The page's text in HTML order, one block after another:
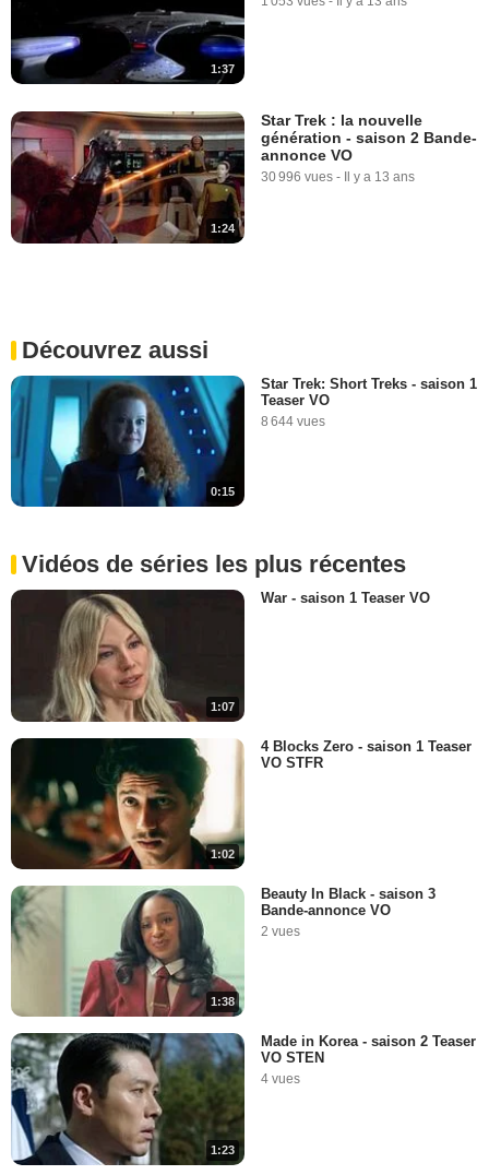
1:37
1:24
Star Trek : la nouvelle
génération - saison 2 Bande-
annonce VO
30 996 vues - Il y a 13 ans
Découvrez aussi
0:15
Star Trek: Short Treks - saison 1
Teaser VO
8 644 vues
Vidéos de séries les plus récentes
1:07
War - saison 1 Teaser VO
1:02
4 Blocks Zero - saison 1 Teaser
VO STFR
1:38
Beauty In Black - saison 3
Bande-annonce VO
2 vues
1:23
Made in Korea - saison 2 Teaser
VO STEN
4 vues